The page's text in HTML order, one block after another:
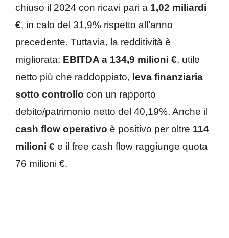
chiuso il 2024 con ricavi pari a 1,02 miliardi
€, in calo del 31,9% rispetto all’anno
precedente. Tuttavia, la redditività è
migliorata: EBITDA a 134,9 milioni €, utile
netto più che raddoppiato, leva finanziaria
sotto controllo con un rapporto
debito/patrimonio netto del 40,19%. Anche il
cash flow operativo è positivo per oltre 114
milioni € e il free cash flow raggiunge quota
76 milioni €.